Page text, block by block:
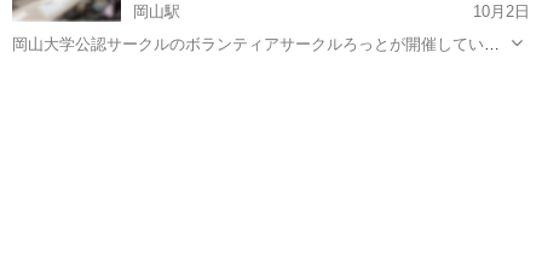
岡山駅
10月2日
岡山大学公認サークルのボランティアサークルろっとが開催している